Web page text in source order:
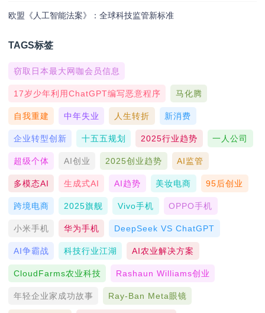
欧盟《人工智能法案》：全球科技监管新标准
TAGS标签
窃取日本最大网咖会员信息
17岁少年利用ChatGPT编写恶意程序 马化腾
自我重建 中年失业 人生转折 新消费
企业转型创新 十五五规划 2025行业趋势 一人公司
超级个体 AI创业 2025创业趋势 AI监管
多模态AI 生成式AI AI趋势 美妆电商 95后创业
跨境电商 2025旗舰 Vivo手机 OPPO手机
小米手机 华为手机 DeepSeek VS ChatGPT
AI争霸战 科技行业江湖 AI农业解决方案
CloudFarms农业科技 Rashaun Williams创业
年轻企业家成功故事 Ray-Ban Meta眼镜